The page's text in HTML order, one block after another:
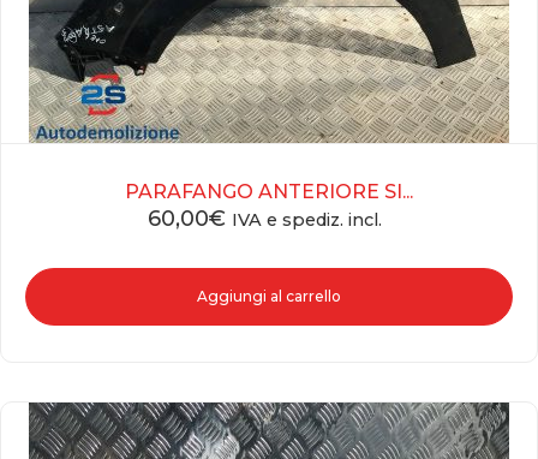
PARAFANGO ANTERIORE SI...
60,00€ IVA e spediz. incl.
Aggiungi al carrello